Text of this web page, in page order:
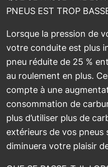
PNEUS EST TROP
Lorsque la pression de
votre conduite est plus
pneu réduite de 25 %
au roulement en plus.
compte à une
consommation de
plus d’utiliser plus de
extérieurs de vos pneus
diminuera votre plaisir